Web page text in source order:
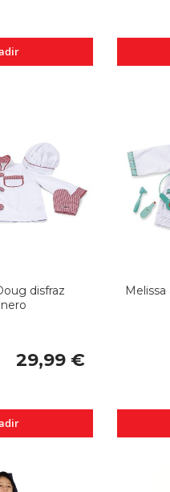
disfraz
29,99 €